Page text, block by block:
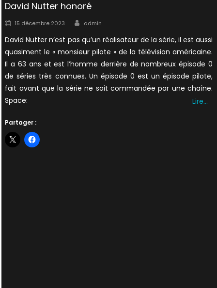
David Nutter honoré
Posted
15 décembre 2023 Author
admin
David Nutter n’est pas qu’un réalisateur de la série, il est aussi
quasiment le « monsieur pilote » de la télévision américaine.
Il a 63 ans et est l’homme derrière de nombreux épisode 0
de séries très connues. Un épisode 0 est un épisode pilote,
fait avant que la série ne soit commandée par une chaîne.
Space:
Lire…
Partager :